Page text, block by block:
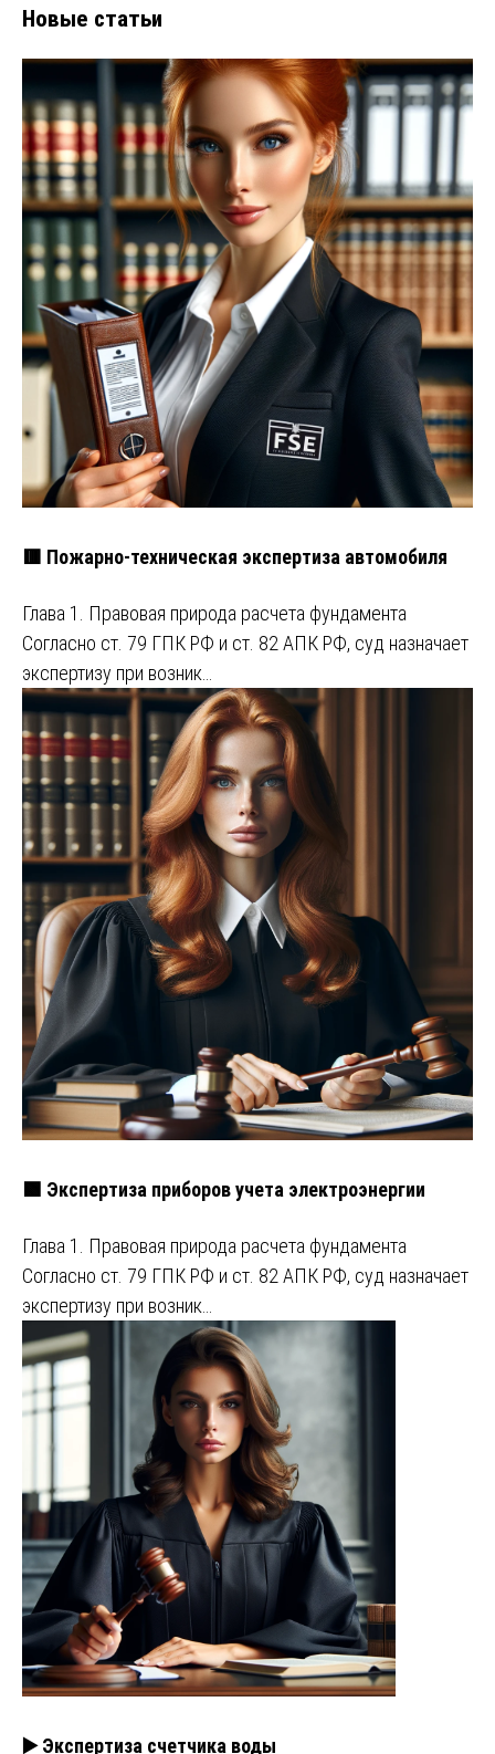
Новые статьи
🟥 Пожарно-техническая экспертиза автомобиля
Глава 1. Правовая природа расчета фундамента
Согласно ст. 79 ГПК РФ и ст. 82 АПК РФ, суд назначает
экспертизу при возник…
🟩 Экспертиза приборов учета электроэнергии
Глава 1. Правовая природа расчета фундамента
Согласно ст. 79 ГПК РФ и ст. 82 АПК РФ, суд назначает
экспертизу при возник…
▶️ Экспертиза счетчика воды